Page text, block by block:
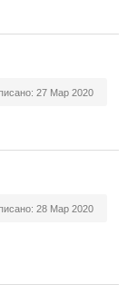
27 Мар 2020
28 Мар 2020